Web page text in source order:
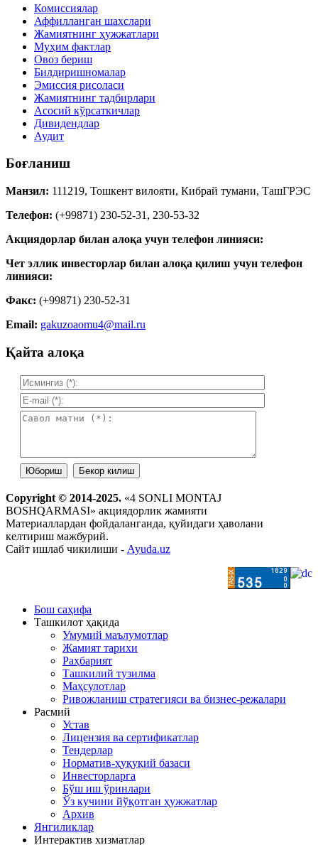
Комиссиялар
Аффилланган шахслари
Жамиятнинг ҳужжатлари
Муҳим фактлар
Овоз бериш
Билдиришномалар
Эмиссия рисоласи
Жамиятнинг тадбирлари
Асосий кўрсаткичлар
Дивидендлар
Аудит
Боғланиш
Манзил: 111219, Тошкент вилояти, Кибрай тумани, ТашГРЭС
Телефон: (+99871) 230-52-31, 230-53-32
Акциядорлар билан алоқа учун телефон линияси:
Чет эллик инвесторлар билан алоқа қилиш учун телефон
линияси:
Факс: (+99871) 230-52-31
Email: gakuzoaomu4@mail.ru
Қайта алоқа
Copyright © 2014-2025. «4 SONLI MONTAJ
BOSHQARMASI» акциядорлик жамияти
Материаллардан фойдаланганда, қуйидаги ҳаволани
келтириш мажбурий.
Сайт ишлаб чикилиши - Ayuda.uz
Бош саҳифа
Ташкилот ҳақида
Умумий маълумотлар
Жамият тарихи
Раҳбарият
Ташкилий тузилма
Маҳсулотлар
Ривожланиш стратегияси ва бизнес-режалари
Расмий
Устав
Лицензия ва сертификатлар
Тендерлар
Норматив-ҳуқуқий базаси
Инвесторларга
Бўш иш ўринлари
Ўз кучини йўқотган ҳужжатлар
Архив
Янгиликлар
Интерактив хизматлар